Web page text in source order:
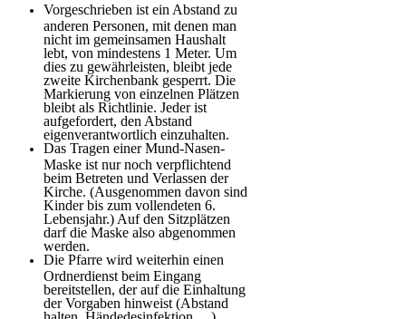
Vorgeschrieben ist ein Abstand zu
anderen Personen, mit denen man
nicht im gemeinsamen Haushalt
lebt, von mindestens 1 Meter. Um
dies zu gewährleisten, bleibt jede
zweite Kirchenbank gesperrt. Die
Markierung von einzelnen Plätzen
bleibt als Richtlinie. Jeder ist
aufgefordert, den Abstand
eigenverantwortlich einzuhalten.
Das Tragen einer Mund-Nasen-
Maske ist nur noch verpflichtend
beim Betreten und Verlassen der
Kirche. (Ausgenommen davon sind
Kinder bis zum vollendeten 6.
Lebensjahr.) Auf den Sitzplätzen
darf die Maske also abgenommen
werden.
Die Pfarre wird weiterhin einen
Ordnerdienst beim Eingang
bereitstellen, der auf die Einhaltung
der Vorgaben hinweist (Abstand
halten, Händedesinfektion …).